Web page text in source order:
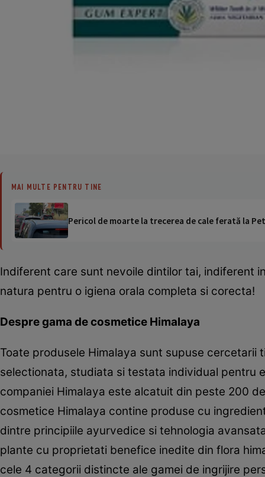
MAI MULTE PENTRU TINE
Pericol de moarte la trecerea de cale ferată la
Indiferent care sunt nevoile dintilor tai, indiferent
natura pentru o igiena orala completa si corecta!
Despre gama de cosmetice Himalaya
Toate produsele Himalaya sunt supuse
selectionata, studiata si testata individual pentru
companiei Himalaya este alcatuit din peste 200
cosmetice Himalaya contine produse cu
dintre principiile ayurvedice si tehnologia
plante cu proprietati benefice inedite din flora
cele 4 categorii distincte ale gamei de ingrijire